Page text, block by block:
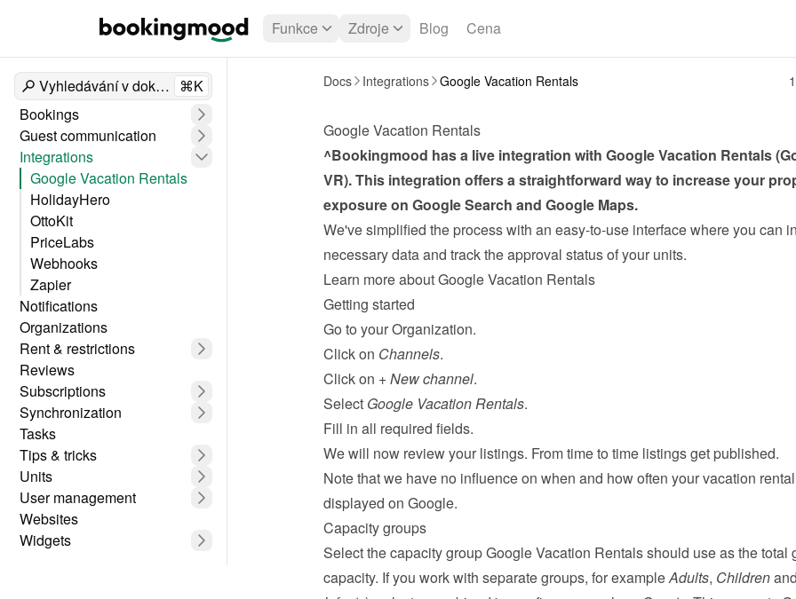
Funkce Zdroje Blog Cena
Vyhledávání v dokumentech
⌘K
Bookings
Guest communication
Integrations
Google Vacation Rentals
HolidayHero
OttoKit
PriceLabs
Webhooks
Zapier
Notifications
Organizations
Rent & restrictions
Reviews
Subscriptions
Synchronization
Tasks
Tips & tricks
Units
User management
Websites
Widgets
Docs Integrations Google Vacation Rentals
Google Vacation Rentals
^Bookingmood has a live integration with Google Vacation Rentals
VR). This integration offers a straightforward way to increase your
exposure on Google Search and Google Maps.
We've simplified the process with an easy-to-use interface where you can
necessary data and track the approval status of your units.
Learn more about Google Vacation Rentals
Getting started
Go to your Organization.
Click on Channels.
Click on + New channel.
Select Google Vacation Rentals.
Fill in all required fields.
We will now review your listings. From time to time listings get published.
Note that we have no influence on when and how often your vacation
displayed on Google.
Capacity groups
Select the capacity group Google Vacation Rentals should use as the total
capacity. If you work with separate groups, for example Adults, Children